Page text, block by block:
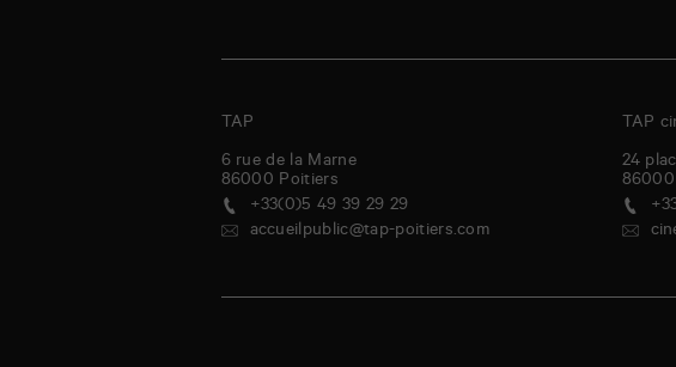
TAP
6 rue de la Marne
86000 Poitiers
+33(0)5 49 39 29 29
accueilpublic@tap-poitiers.com
TAP
24
86000